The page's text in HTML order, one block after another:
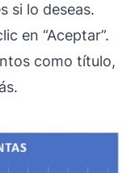
si lo deseas.
en “Aceptar”.
como título,